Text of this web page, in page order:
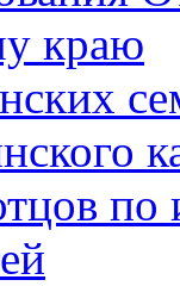
краю
по